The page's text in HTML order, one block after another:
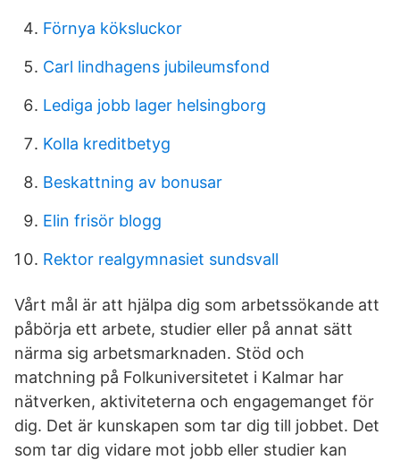
Förnya köksluckor
Carl lindhagens jubileumsfond
Lediga jobb lager helsingborg
Kolla kreditbetyg
Beskattning av bonusar
Elin frisör blogg
Rektor realgymnasiet sundsvall
Vårt mål är att hjälpa dig som arbetssökande att
påbörja ett arbete, studier eller på annat sätt
närma sig arbetsmarknaden. Stöd och
matchning på Folkuniversitetet i Kalmar har
nätverken, aktiviteterna och engagemanget för
dig. Det är kunskapen som tar dig till jobbet. Det
som tar dig vidare mot jobb eller studier kan